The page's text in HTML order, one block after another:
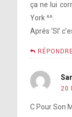
ça ne lui
York ^^.
Aprés ‘SI’
20
C Pour Son